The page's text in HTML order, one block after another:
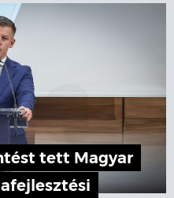
tett Magyar